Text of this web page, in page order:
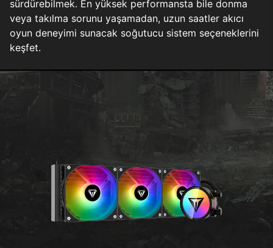
sürdürebilmek. En yüksek performansta bile donma
veya takılma sorunu yaşamadan, uzun saatler akıcı
oyun deneyimi sunacak soğutucu sistem seçeneklerini
keşfet.